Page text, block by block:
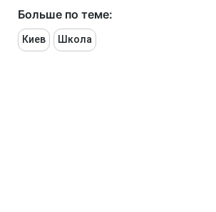
Больше по теме:
Киев Школа